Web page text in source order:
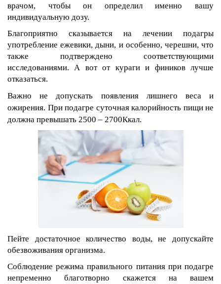
врачом, чтобы он определил именно вашу
индивидуальную дозу.
Благоприятно сказывается на лечении подагры
употребление ежевики, дыни, и особенно, черешни, что
также подтверждено соответствующими
исследованиями. А вот от кураги и фиников лучше
отказаться.
Важно не допускать появления лишнего веса и
ожирения. При подагре суточная калорийность пищи не
должна превышать 2500 – 2700Ккал.
Пейте достаточное количество воды, не допускайте
обезвоживания организма.
Соблюдение режима правильного питания при подагре
непременно благотворно скажется на вашем